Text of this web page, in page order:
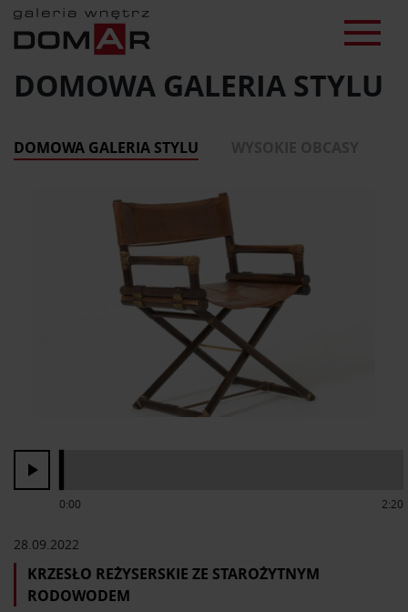
DOMOWA GALERIA STYLU
DOMOWA GALERIA STYLU
28.09.2022
KRZESŁO REŻYSERSKIE ZE STAROŻYTNYM
RODOWODEM
0:00 2:20